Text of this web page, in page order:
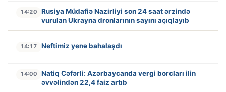
14:20
Rusiya Müdafiə Nazirliyi son 24 saat ərzində
vurulan Ukrayna dronlarının sayını açıqlayıb
14:17 Neftimiz yenə bahalaşdı
14:00
Natiq Cəfərli: Azərbaycanda vergi borcları ilin
əvvəlindən 22,4 faiz artıb